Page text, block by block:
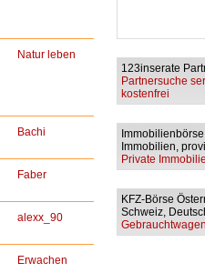
Natur leben
Bachi
Faber
alexx_90
Erwachen
123inserate
Partnersuche
kostenfrei
Immobilien,
Private
KFZ-Börse
Schweiz,